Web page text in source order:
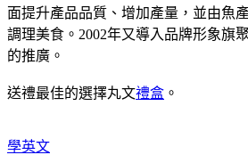
面提升產品品質、增加產量，並由魚
調理美食。2002年又導入品牌形象旗
的推廣。
送禮最佳的選擇丸文禮盒 。
學英文